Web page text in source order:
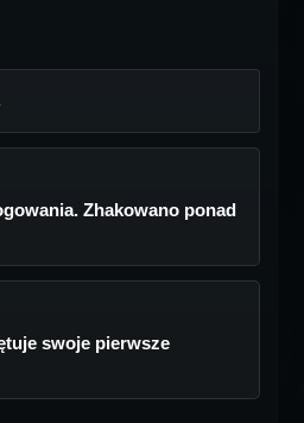
Zhakowano ponad
swoje pierwsze